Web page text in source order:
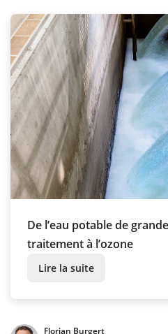
De l’eau potable de
traitement à l’ozone
Lire la suite
Florian Burgert